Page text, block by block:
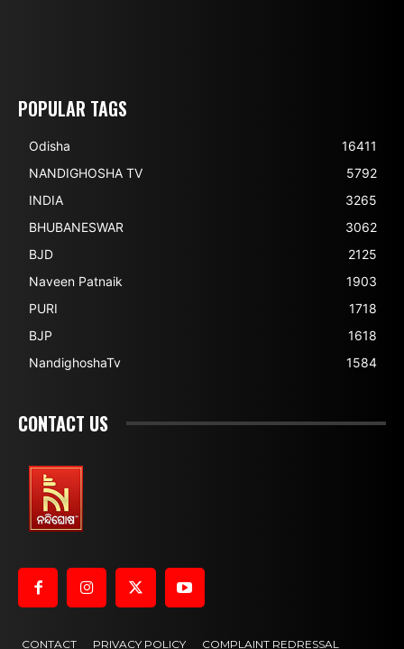
POPULAR TAGS
Odisha
16411
NANDIGHOSHA TV
5792
INDIA
3265
BHUBANESWAR
3062
BJD
2125
Naveen Patnaik
1903
PURI
1718
BJP
1618
NandighoshaTv
1584
CONTACT US
CONTACT PRIVACY POLICY COMPLAINT REDRESSAL